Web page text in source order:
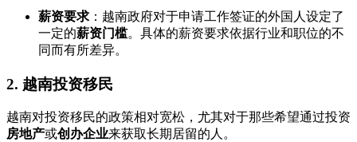
薪资要求 ：越南政府对于申请工作签证的外国人设定了
一定的薪资门槛。具体的薪资要求依据行业和职位的不
同而有所差异。
2. 越南投资移民
越南对投资移民的政策相对宽松，尤其对于那些希望通过投资
房地产或创办企业来获取长期居留的人。